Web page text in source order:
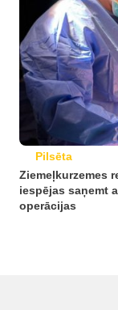
Pilsēta
Ziemeļkurzemes
iespējas saņemt
operācijas